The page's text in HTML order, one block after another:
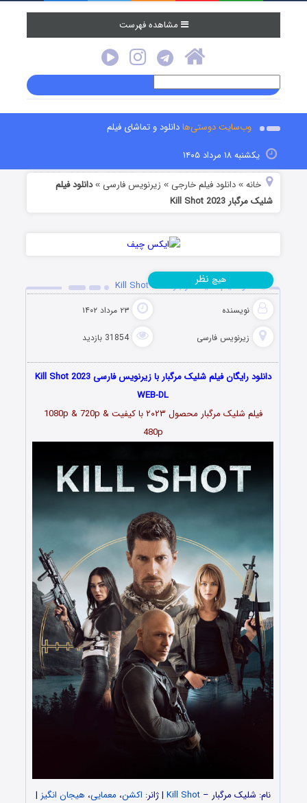
مشاهده فهرست
وب‌سایت دوستی‌هادانلود و تماشای فیلم
یکشنبه ۱۸ مرداد ۱۴۰۵
خانه »دانلود فیلم خارجی » زیرنویس فارسی »دانلود فیلم
شلیک مرگبار Kill Shot 2023
دانلود فیلم شلیک مرگبار Kill Shot 2023
نویسنده ۲۳ مرداد ۱۴۰۲
زیرنویس فارسی 31854 بازدید
هیچ نظر
دانلود رایگان فیلم شلیک مرگبار با زیرنویس فارسی Kill Shot 2023
WEB-DL
فیلم شلیک مرگبار محصول ۲۰۲۳
با کیفیت 1080p & 720p &
480p
نام: شلیک مرگبار –Kill Shot | ژانر: اکشن، معمایی، هیجان انگیز |